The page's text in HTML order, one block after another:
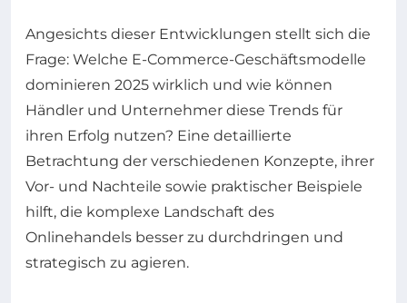
Angesichts dieser Entwicklungen stellt sich die
Frage: Welche E-Commerce-Geschäftsmodelle
dominieren 2025 wirklich und wie können
Händler und Unternehmer diese Trends für
ihren Erfolg nutzen? Eine detaillierte
Betrachtung der verschiedenen Konzepte, ihrer
Vor- und Nachteile sowie praktischer Beispiele
hilft, die komplexe Landschaft des
Onlinehandels besser zu durchdringen und
strategisch zu agieren.